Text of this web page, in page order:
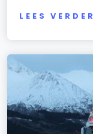
LEES VERDER